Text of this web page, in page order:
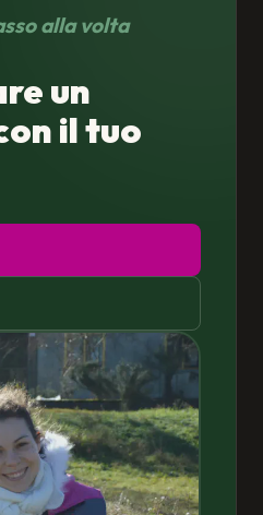
alla volta
un
il tuo